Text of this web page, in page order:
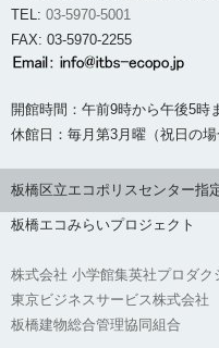
TEL: 03-5970-5001
FAX: 03-5970-2255
開館時間：午前9時から午後5時
休館日：毎月第3月曜（祝日の
板橋区立エコポリスセンター指
板橋エコみらいプロジェクト
株式会社 小学館集英社プロダク
東京ビジネスサービス株式会社
板橋建物総合管理協同組合